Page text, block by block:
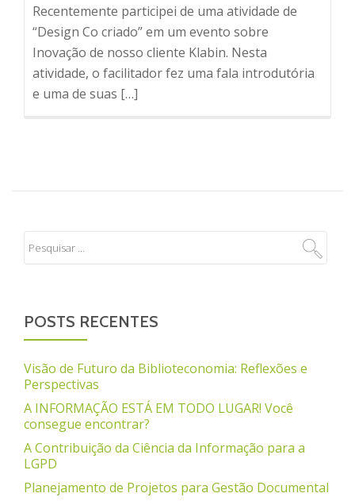
Recentemente participei de uma atividade de
“Design Co criado” em um evento sobre
Inovação de nosso cliente Klabin. Nesta
atividade, o facilitador fez uma fala introdutória
e uma de suas […]
POSTS RECENTES
Visão de Futuro da Biblioteconomia: Reflexões e
Perspectivas
A INFORMAÇÃO ESTÁ EM TODO LUGAR! Você
consegue encontrar?
A Contribuição da Ciência da Informação para a
LGPD
Planejamento de Projetos para Gestão Documental